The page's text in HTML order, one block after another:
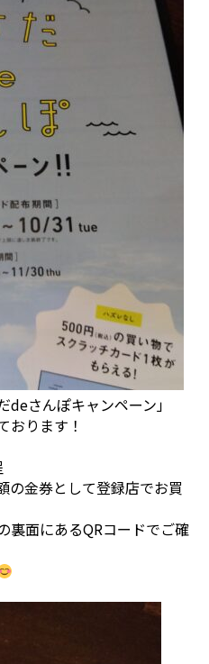
さんぽキャンペーン」
おります！
の金券として登録店でお買
裏面にあるQRコードでご確